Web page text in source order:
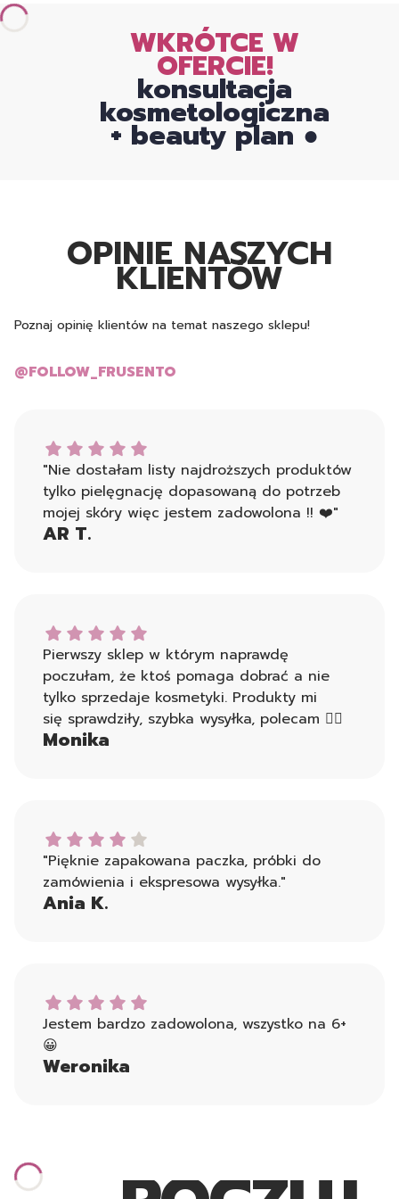
WKRÓTCE W
OFERCIE!
konsultacja
kosmetologiczna
+ beauty plan ●
OPINIE NASZYCH
KLIENTÓW
Poznaj opinię klientów na temat naszego sklepu!
@FOLLOW_FRUSENTO
AR T. dał ocenę: 5
"Nie dostałam listy najdroższych produktów
tylko pielęgnację dopasowaną do potrzeb
mojej skóry więc jestem zadowolona !! ❤️"
AR T.
Monika dał ocenę: 5
Pierwszy sklep w którym naprawdę
poczułam, że ktoś pomaga dobrać a nie
tylko sprzedaje kosmetyki. Produkty mi
się sprawdziły, szybka wysyłka, polecam 👍🏻
Monika
Ania K. dał ocenę: 4
"Pięknie zapakowana paczka, próbki do
zamówienia i ekspresowa wysyłka."
Ania K.
Weronika dał ocenę: 5
Jestem bardzo zadowolona, wszystko na 6+
😀
Weronika